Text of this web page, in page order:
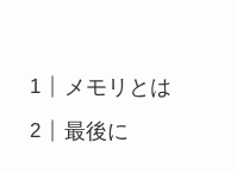
メモリとは
最後に